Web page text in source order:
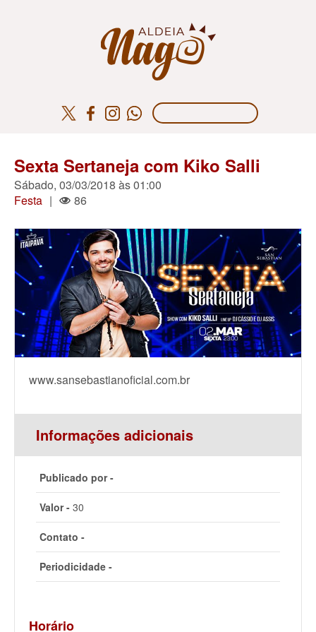
Sexta Sertaneja com Kiko Salli
Sábado, 03/03/2018 às 01:00
Festa | 86
www.sansebastianoficial.com.br
Informações adicionais
Publicado por -
Valor - 30
Contato -
Periodicidade -
Horário